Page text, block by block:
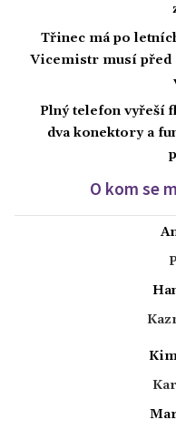
Třinec má po
Vicemistr musí před
Plný telefon vyřeší
dva konektory a
O kom se